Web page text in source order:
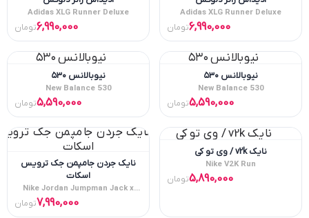
Adidas XLG Runner Deluxe
6,990,000تومان
Adidas XLG Runner Deluxe
6,990,000تومان
نیوبالانس ۵۳۰
New Balance 530
5,590,000تومان
نیوبالانس ۵۳۰
New Balance 530
5,590,000تومان
نایک v2k / وی تو کی
Nike V2K Run
5,890,000تومان
نایک جردن جامپمن جک ترویس
اسکات
Nike Jordan Jumpman Jack x
Travis Scott
7,990,000تومان